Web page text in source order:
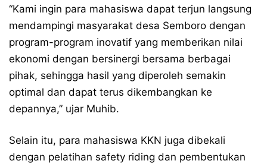
“Kami ingin para mahasiswa dapat terjun langsung
mendampingi masyarakat desa Semboro dengan
program-program inovatif yang memberikan nilai
ekonomi dengan bersinergi bersama berbagai
pihak, sehingga hasil yang diperoleh semakin
optimal dan dapat terus dikembangkan ke
depannya,” ujar Muhib.
Selain itu, para mahasiswa KKN juga dibekali
dengan pelatihan safety riding dan pembentukan